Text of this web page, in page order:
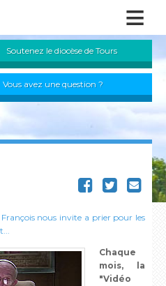
≡
Soutenez le diocèse de Tours
Vous avez une question ?
nous invite a prier pour les
Chaque
mois, la
"Vidéo